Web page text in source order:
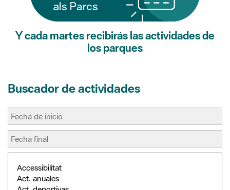
Y cada martes recibirás las actividades de
los parques
Buscador de actividades